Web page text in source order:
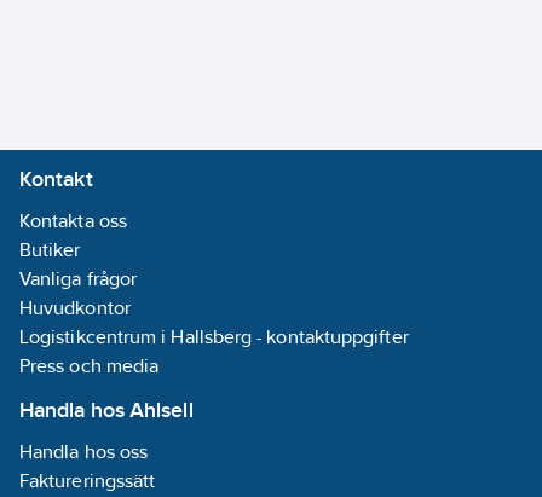
Kontakt
Kontakta oss
Butiker
Vanliga frågor
Huvudkontor
Logistikcentrum i Hallsberg - kontaktuppgifter
Press och media
Handla hos Ahlsell
Handla hos oss
Faktureringssätt